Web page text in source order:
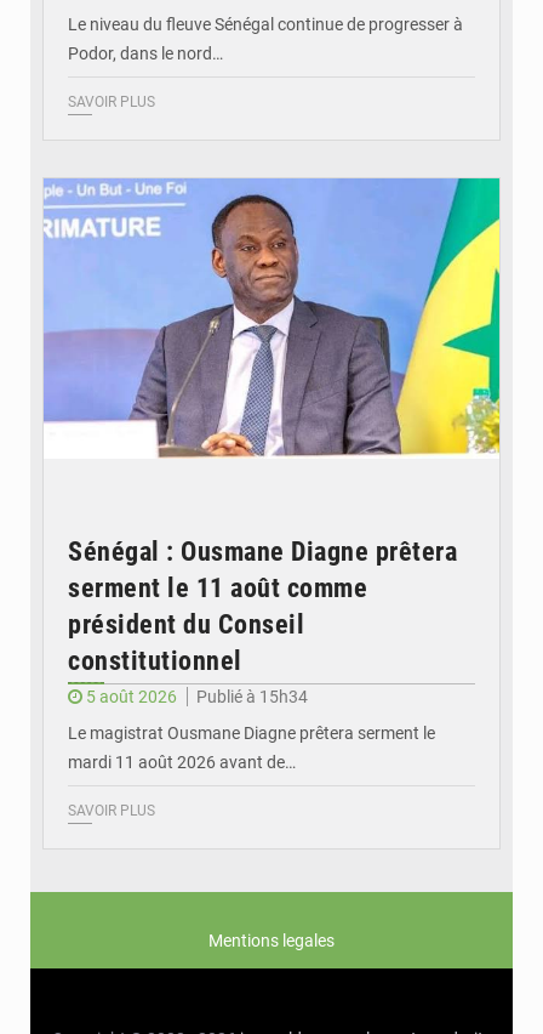
Le niveau du fleuve Sénégal continue de progresser à
Podor, dans le nord…
SAVOIR PLUS
Sénégal : Ousmane Diagne prêtera
serment le 11 août comme
président du Conseil
constitutionnel
5 août 2026
Publié à 15h34
Le magistrat Ousmane Diagne prêtera serment le
mardi 11 août 2026 avant de…
SAVOIR PLUS
Mentions legales